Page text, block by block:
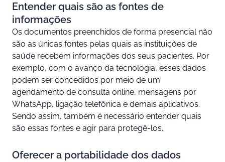
Entender quais são as fontes de
informações
Os documentos preenchidos de forma presencial não
são as únicas fontes pelas quais as instituições de
saúde recebem informações dos seus pacientes. Por
exemplo, com o avanço da tecnologia, esses dados
podem ser concedidos por meio de um
agendamento de consulta online, mensagens por
WhatsApp, ligação telefônica e demais aplicativos.
Sendo assim, também é necessário entender quais
são essas fontes e agir para protegê-los.
Oferecer a portabilidade dos dados